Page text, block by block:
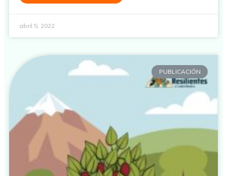
abril 5, 2022
PUBLICACIÓN